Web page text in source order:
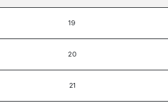
19
20
21